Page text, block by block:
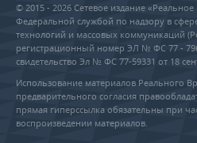
© 2015 - 2026 Сетевое издание
Федеральной службой по надзору в
технологий и массовых коммуникаций
регистрационный номер ЭЛ № ФС 77 -
свидетельство Эл № ФС 77-59331 от 18
Использование материалов Реального
предварительного согласия
прямая гиперссылка обязательны при
воспроизведении материалов.